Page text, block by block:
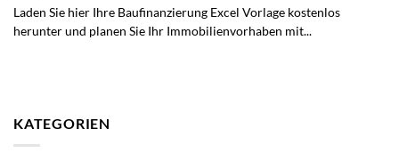
Laden Sie hier Ihre Baufinanzierung Excel Vorlage kostenlos
herunter und planen Sie Ihr Immobilienvorhaben mit...
KATEGORIEN